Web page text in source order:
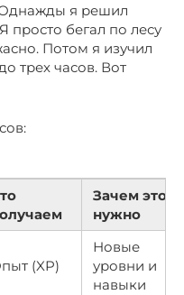
я решил
просто бегал по лесу
Потом я изучил
трех часов. Вот
Зачем это
нужно
(XP)
Новые
уровни и
навыки